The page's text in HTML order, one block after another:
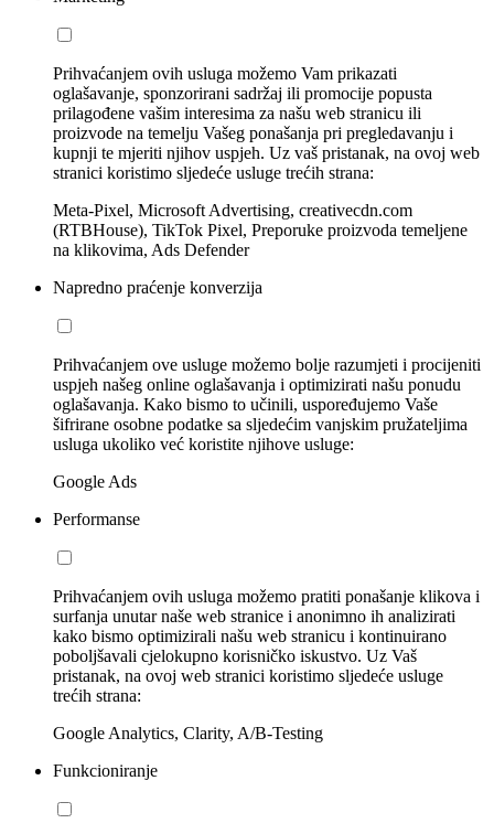
Prihvaćanjem ovih usluga možemo Vam prikazati
oglašavanje, sponzorirani sadržaj ili promocije popusta
prilagođene vašim interesima za našu web stranicu ili
proizvode na temelju Vašeg ponašanja pri pregledavanju i
kupnji te mjeriti njihov uspjeh. Uz vaš pristanak, na ovoj web
stranici koristimo sljedeće usluge trećih strana:
Meta-Pixel, Microsoft Advertising, creativecdn.com
(RTBHouse), TikTok Pixel, Preporuke proizvoda temeljene
na klikovima, Ads Defender
Napredno praćenje konverzija
Prihvaćanjem ove usluge možemo bolje razumjeti i procijeniti
uspjeh našeg online oglašavanja i optimizirati našu ponudu
oglašavanja. Kako bismo to učinili, uspoređujemo Vaše
šifrirane osobne podatke sa sljedećim vanjskim pružateljima
usluga ukoliko već koristite njihove usluge:
Google Ads
Performanse
Prihvaćanjem ovih usluga možemo pratiti ponašanje klikova i
surfanja unutar naše web stranice i anonimno ih analizirati
kako bismo optimizirali našu web stranicu i kontinuirano
poboljšavali cjelokupno korisničko iskustvo. Uz Vaš
pristanak, na ovoj web stranici koristimo sljedeće usluge
trećih strana:
Google Analytics, Clarity, A/B-Testing
Funkcioniranje